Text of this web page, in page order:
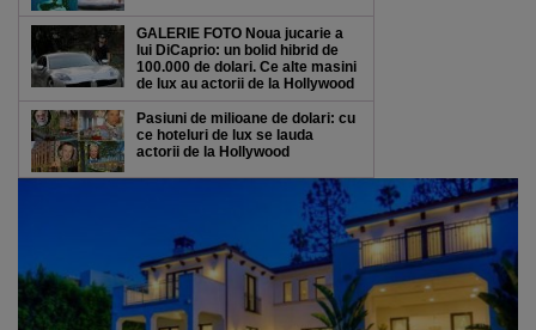
GALERIE FOTO Noua jucarie a
lui DiCaprio: un bolid hibrid de
100.000 de dolari. Ce alte masini
de lux au actorii de la Hollywood
Pasiuni de milioane de dolari: cu
ce hoteluri de lux se lauda
actorii de la Hollywood